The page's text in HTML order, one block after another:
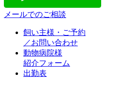
メールでのご相談
飼い主様・ご予約
／お問い合わせ
動物病院様
紹介フォーム
出勤表